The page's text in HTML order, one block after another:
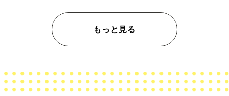
もっと見る